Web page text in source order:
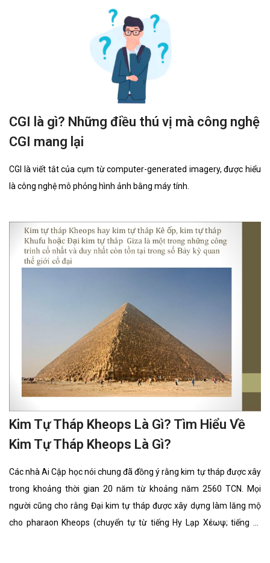
CGI là gì? Những điều thú vị mà công nghệ
CGI mang lại
CGI là viết tắt của cụm từ computer-generated imagery, được hiểu
là công nghệ mô phỏng hình ảnh bằng máy tính.
Kim Tự Tháp Kheops Là Gì? Tìm Hiểu Về
Kim Tự Tháp Kheops Là Gì?
Các nhà Ai Cập học nói chung đã đồng ý rằng kim tự tháp được xây
trong khoảng thời gian 20 năm từ khoảng năm 2560 TCN. Mọi
người cũng cho rằng Đại kim tự tháp được xây dựng làm lăng mộ
cho pharaon Kheops (chuyển tự từ tiếng Hy Lạp Χέωψ; tiếng Ai